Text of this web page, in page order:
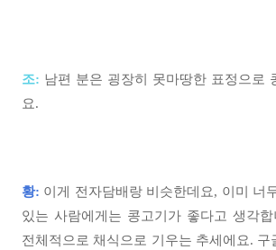
조: 남편 분은 굉장히 못마땅한 표정으로
요.
황: 이게 전자담배랑 비슷한데요, 이미 너
있는 사람에게는 콩고기가 좋다고 생각
전체적으로 채식으로 기우는 추세에요. 구